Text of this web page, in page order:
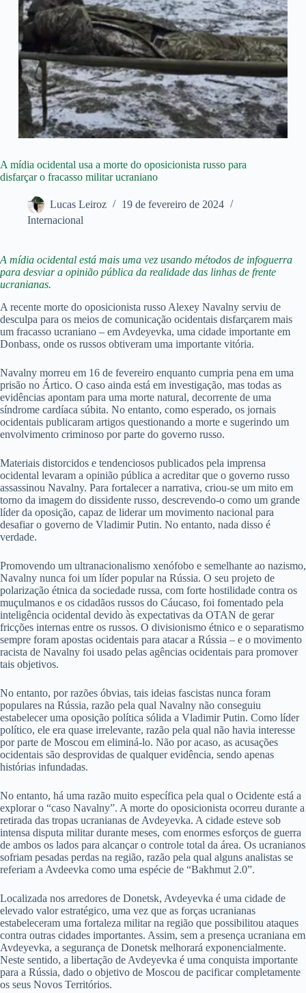
A mídia ocidental usa a morte do oposicionista russo para
disfarçar o fracasso militar ucraniano
Lucas Leiroz
19 de fevereiro de 2024
Internacional
A mídia ocidental está mais uma vez usando métodos de infoguerra
para desviar a opinião pública da realidade das linhas de frente
ucranianas.
A recente morte do oposicionista russo Alexey Navalny serviu de
desculpa para os meios de comunicação ocidentais disfarçarem mais
um fracasso ucraniano – em Avdeyevka, uma cidade importante em
Donbass, onde os russos obtiveram uma importante vitória.
Navalny morreu em 16 de fevereiro enquanto cumpria pena em uma
prisão no Ártico. O caso ainda está em investigação, mas todas as
evidências apontam para uma morte natural, decorrente de uma
síndrome cardíaca súbita. No entanto, como esperado, os jornais
ocidentais publicaram artigos questionando a morte e sugerindo um
envolvimento criminoso por parte do governo russo.
Materiais distorcidos e tendenciosos publicados pela imprensa
ocidental levaram a opinião pública a acreditar que o governo russo
assassinou Navalny. Para fortalecer a narrativa, criou-se um mito em
torno da imagem do dissidente russo, descrevendo-o como um grande
líder da oposição, capaz de liderar um movimento nacional para
desafiar o governo de Vladimir Putin. No entanto, nada disso é
verdade.
Promovendo um ultranacionalismo xenófobo e semelhante ao nazismo,
Navalny nunca foi um líder popular na Rússia. O seu projeto de
polarização étnica da sociedade russa, com forte hostilidade contra os
muçulmanos e os cidadãos russos do Cáucaso, foi fomentado pela
inteligência ocidental devido às expectativas da OTAN de gerar
fricções internas entre os russos. O divisionismo étnico e o separatismo
sempre foram apostas ocidentais para atacar a Rússia – e o movimento
racista de Navalny foi usado pelas agências ocidentais para promover
tais objetivos.
No entanto, por razões óbvias, tais ideias fascistas nunca foram
populares na Rússia, razão pela qual Navalny não conseguiu
estabelecer uma oposição política sólida a Vladimir Putin. Como líder
político, ele era quase irrelevante, razão pela qual não havia interesse
por parte de Moscou em eliminá-lo. Não por acaso, as acusações
ocidentais são desprovidas de qualquer evidência, sendo apenas
histórias infundadas.
No entanto, há uma razão muito específica pela qual o Ocidente está a
explorar o “caso Navalny”. A morte do oposicionista ocorreu durante a
retirada das tropas ucranianas de Avdeyevka. A cidade esteve sob
intensa disputa militar durante meses, com enormes esforços de guerra
de ambos os lados para alcançar o controle total da área. Os ucranianos
sofriam pesadas perdas na região, razão pela qual alguns analistas se
referiam a Avdeevka como uma espécie de “Bakhmut 2.0”.
Localizada nos arredores de Donetsk, Avdeyevka é uma cidade de
elevado valor estratégico, uma vez que as forças ucranianas
estabeleceram uma fortaleza militar na região que possibilitou ataques
contra outras cidades importantes. Assim, sem a presença ucraniana em
Avdeyevka, a segurança de Donetsk melhorará exponencialmente.
Neste sentido, a libertação de Avdeyevka é uma conquista importante
para a Rússia, dado o objetivo de Moscou de pacificar completamente
os seus Novos Territórios.